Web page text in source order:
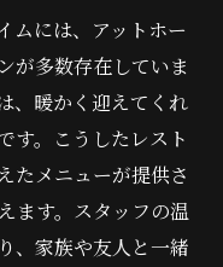
ムには、アットホー
が多数存在していま
、暖かく迎えてくれ
す。こうしたレスト
たメニューが提供さ
ます。スタッフの温
、家族や友人と一緒